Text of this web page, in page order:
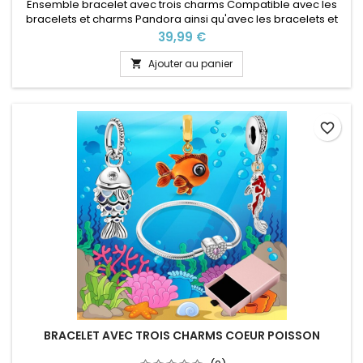
Ensemble bracelet avec trois charms Compatible avec les
bracelets et charms Pandora ainsi qu'avec les bracelets et
charms de notre site idéal pour : Noël, Saint Valentin,
anniversaire, anniversaire de mariage Plusieurs tailles
disponible Pour la dimensions nous conseillons 2cm en plus
par rapport à la circonférence de votre poignet
Prix
39,99 €
 Ajouter au panier
BRACELET AVEC TROIS CHARMS COEUR POISSON
favorite_border